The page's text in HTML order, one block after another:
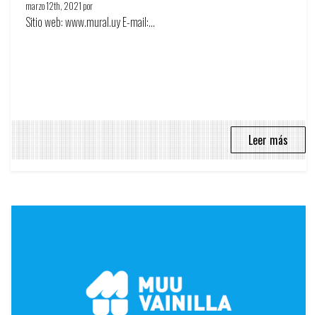
marzo 12th, 2021 por
Sitio web: www.mural.uy E-mail:...
Leer más